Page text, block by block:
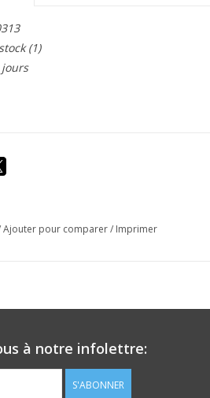
(1)
jours
à l'envers sur du papier sulfurisé au
Ajouter pour comparer/ Imprimer
à notre infolettre:
S'ABONNER